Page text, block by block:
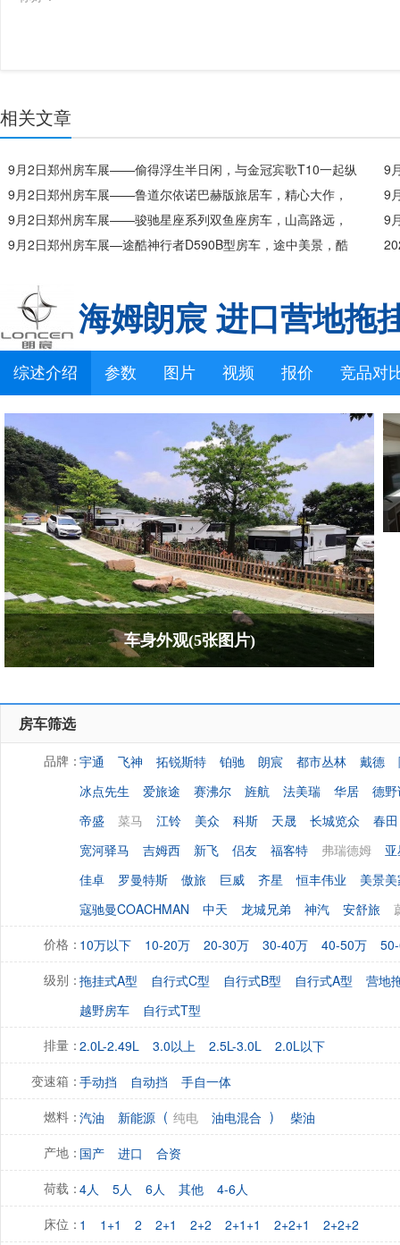
相关文章
9月2日郑州房车展——偷得浮生半日闲，与金冠宾歌T10一起纵
情山水
9
华
9月2日郑州房车展——鲁道尔依诺巴赫版旅居车，精心大作，
品质之选
9
通
9月2日郑州房车展——骏驰星座系列双鱼座房车，山高路远，
看世界，也找自己
9
9月2日郑州房车展—途酷神行者D590B型房车，途中美景，酷
海姆朗宸 进口营地拖
综述介绍 参数 图片 视频 报价 竞品对
车身外观(5张图片)
房车筛选
品牌：宇通 飞神 拓锐斯特 铂驰 朗宸 都市丛林 戴德
冰点先生
爱旅途 赛沸尔 旌航 法美瑞 华居
德
帝盛
菜马 江铃 美众 科斯 天晟 长城览众
春田
宽河驿马
吉姆西 新飞 侣友 福客特 弗瑞德姆
佳卓
罗曼特斯 傲旅 巨威 齐星 恒丰伟业
美景
寇驰曼COACHMAN
中天 龙城兄弟 神汽 安舒旅
价格：10万以下 10-20万 20-30万 30-40万 40-50万
级别：拖挂式A型 自行式C型 自行式B型 自行式A型
营地
越野房车
自行式T型
排量：2.0L-2.49L 3.0以上 2.5L-3.0L 2.0L以下
变速箱：手动挡 自动挡 手自一体
燃料：汽油 新能源 ( 纯电 油电混合 ) 柴油
产地：国产 进口 合资
荷载：4人 5人 6人 其他 4-6人
床位：1 1+1 2 2+1 2+2 2+1+1 2+2+1 2+2+2